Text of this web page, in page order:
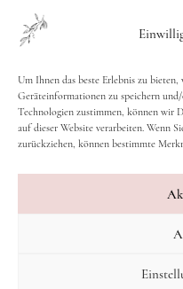
Um Ihnen das beste Erlebnis zu
Geräteinformationen zu speichern
Technologien zustimmen, können wir
auf dieser Website verarbeiten. Wenn
zurückziehen, können bestimmte
Datenschutzerklärung
MACH MIT!
Instagram
Facebook